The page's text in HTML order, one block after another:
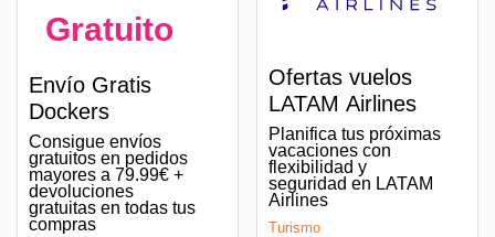
Gratuito
Envío Gratis
Dockers
Consigue envíos
gratuitos en pedidos
mayores a 79.99€ +
devoluciones
gratuitas en todas tus
compras
Ofertas vuelos
LATAM Airlines
Planifica tus próximas
vacaciones con
flexibilidad y
seguridad en LATAM
Airlines
Turismo